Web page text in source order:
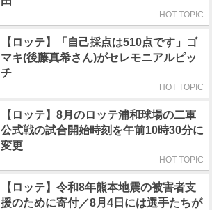
HOT TOPIC
【ロッテ】「自己採点は510点です」ゴ
マキ(後藤真希さん)がセレモニアルピッ
チ
HOT TOPIC
【ロッテ】8月のロッテ浦和球場の二軍
公式戦の試合開始時刻を午前10時30分に
変更
HOT TOPIC
【ロッテ】令和8年熊本地震の被害者支
援のために寄付／8月4日には選手たちが